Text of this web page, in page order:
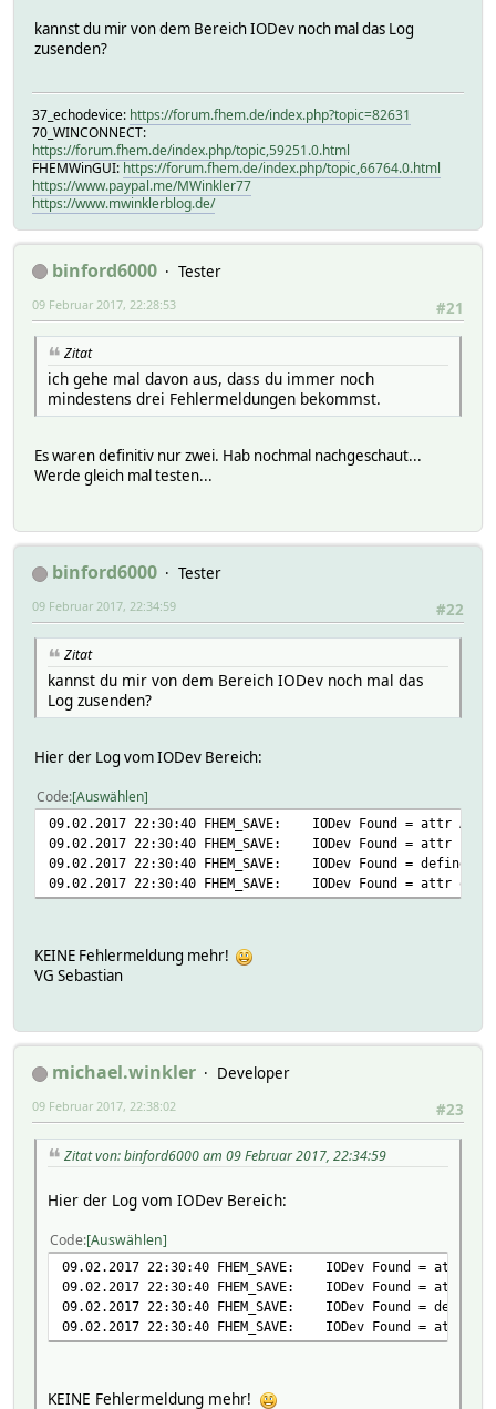
kannst du mir von dem Bereich IODev noch mal das Log
zusenden?
37_echodevice: https://forum.fhem.de/index.php?topic=82631
70_WINCONNECT:
https://forum.fhem.de/index.php/topic,59251.0.html
FHEMWinGUI: https://forum.fhem.de/index.php/topic,66764.0.html
https://www.paypal.me/MWinkler77
https://www.mwinklerblog.de/
binford6000
Tester
#21
09 Februar 2017, 22:28:53
Zitat
ich gehe mal davon aus, dass du immer noch
mindestens drei Fehlermeldungen bekommst.
Es waren definitiv nur zwei. Hab nochmal nachgeschaut...
Werde gleich mal testen...
binford6000
Tester
#22
09 Februar 2017, 22:34:59
Zitat
kannst du mir von dem Bereich IODev noch mal das
Log zusenden?
Hier der Log vom IODev Bereich:
Code Auswählen
09.02.2017 22:30:40 FHEM_SAVE: IODev Found = attr Astrid
09.02.2017 22:30:40 FHEM_SAVE: IODev Found = attr
09.02.2017 22:30:40 FHEM_SAVE: IODev Found = define
09.02.2017 22:30:40 FHEM_SAVE: IODev Found = attr
KEINE Fehlermeldung mehr!
VG Sebastian
michael.winkler
Developer
#23
09 Februar 2017, 22:38:02
Zitat von: binford6000 am 09 Februar 2017, 22:34:59
Hier der Log vom IODev Bereich:
Code Auswählen
09.02.2017 22:30:40 FHEM_SAVE: IODev Found = attr
09.02.2017 22:30:40 FHEM_SAVE: IODev Found = attr
09.02.2017 22:30:40 FHEM_SAVE: IODev Found = define
09.02.2017 22:30:40 FHEM_SAVE: IODev Found = attr
KEINE Fehlermeldung mehr!